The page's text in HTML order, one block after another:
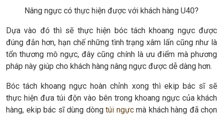
Nâng ngực có thực hiện được với khách hàng U40?
Dựa vào đó thì sẽ thực hiện bóc tách khoang ngực được
đúng đắn hơn, hạn chế những tình trạng xâm lấn cũng như là
tổn thương mô ngực, đây cũng chính là ưu điểm mà phương
pháp này giúp cho khách hàng nâng ngực được dễ dàng hơn.
Bóc tách khoang ngực hoàn chỉnh xong thì ekip bác sĩ sẽ
thực hiện đưa túi độn vào bên trong khoang ngực của khách
hàng, ekip bác sĩ dùng dòng túi ngựcmà khách hàng đã chọn